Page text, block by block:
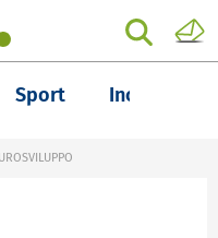
Sport Inchieste